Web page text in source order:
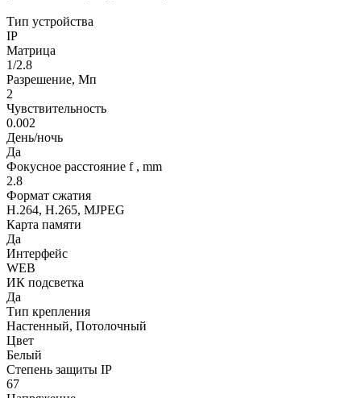
Тип устройства
IP
Матрица
1/2.8
Разрешение, Мп
2
Чувствительность
0.002
День/ночь
Да
Фокусное расстояние f , mm
2.8
Формат сжатия
H.264, H.265, MJPEG
Карта памяти
Да
Интерфейс
WEB
ИК подсветка
Да
Тип крепления
Настенный, Потолочный
Цвет
Белый
Степень защиты IP
67